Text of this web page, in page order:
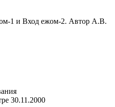
1 и Вход ежом-2. Автор А.В.
30.11.2000